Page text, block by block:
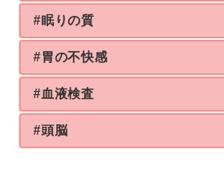
#眠りの質
#胃の不快感
#血液検査
#頭脳